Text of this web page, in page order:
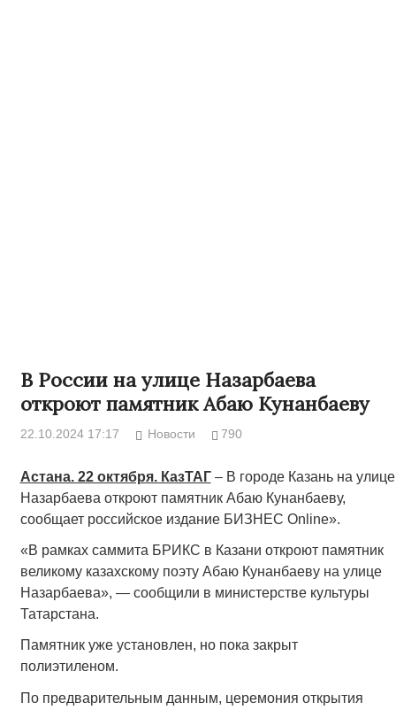
В России на улице Назарбаева
откроют памятник Абаю Кунанбаеву
22.10.2024 17:17 Новости 790
Астана. 22 октября. КазТАГ­– В городе Казань на улице
Назарбаева откроют памятник Абаю Кунанбаеву,
сообщает российское издание БИЗНЕС Online».
«В рамках саммита БРИКС в Казани откроют памятник
великому казахскому поэту Абаю Кунанбаеву на улице
Назарбаева», — сообщили в министерстве культуры
Татарстана.
Памятник уже установлен, но пока закрыт
полиэтиленом.
По предварительным данным, церемония открытия